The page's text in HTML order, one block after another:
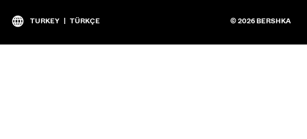
Pazar ve dili değiştir
TURKEY | TÜRKÇE © 2026 BERSHKA